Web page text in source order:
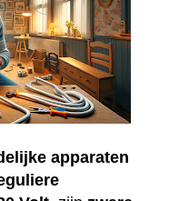
apparaten